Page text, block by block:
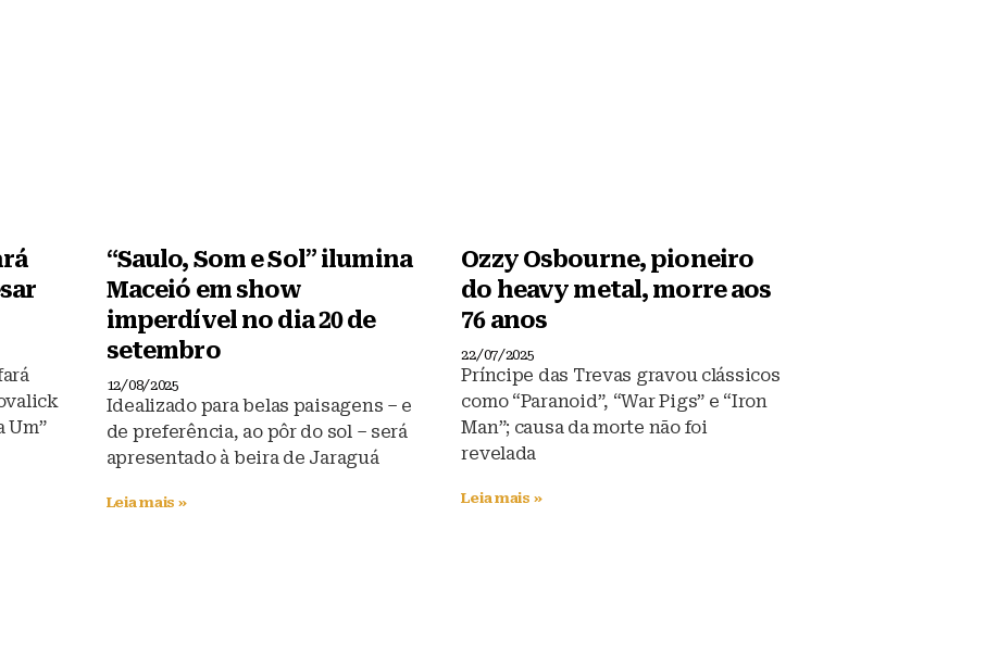
Um”
“Saulo, Som e Sol” ilumina
Maceió em show
imperdível no dia 20 de
setembro
12/08/2025
Idealizado para belas paisagens – e
de preferência, ao pôr do sol – será
apresentado à beira de Jaraguá
Leia mais »
Ozzy Osbourne, pioneiro
do heavy metal, morre aos
76 anos
22/07/2025
Príncipe das Trevas gravou clássicos
como “Paranoid”, “War Pigs” e “Iron
Man”; causa da morte não foi
revelada
Leia mais »